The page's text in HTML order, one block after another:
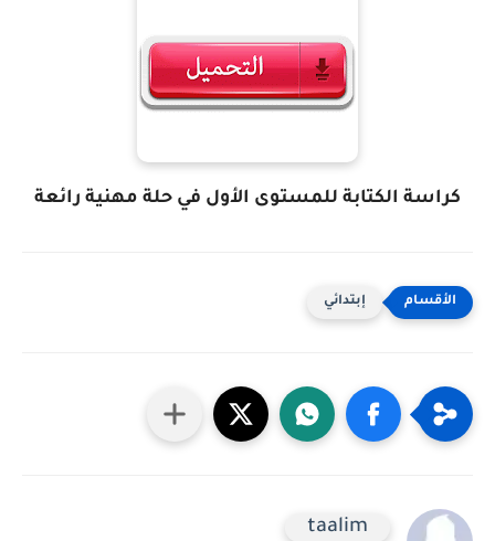
كراسة الكتابة للمستوى الأول في حلة مهنية رائعة
إبتدائي
taalim